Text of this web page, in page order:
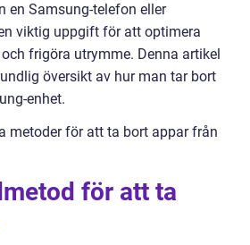
en Samsung-telefon eller
viktig uppgift för att optimera
frigöra utrymme. Denna artikel
översikt av hur man tar bort
enhet.
metoder för att ta bort appar från
för att ta